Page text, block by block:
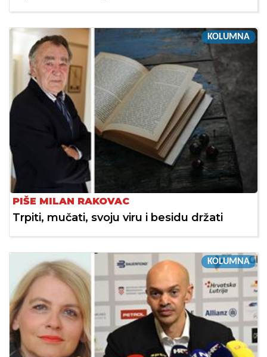
KOLUMNA
PIŠE MILAN RAKOVAC
Trpiti, mučati, svoju viru i besidu držati
KOLUMNA